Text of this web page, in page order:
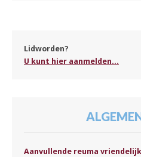
Lidworden?
U kunt hier aanmelden...
Aanvullende reuma